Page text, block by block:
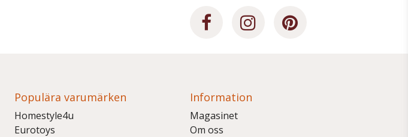
Populära varumärken
Homestyle4u
Eurotoys
Information
Magasinet
Om oss